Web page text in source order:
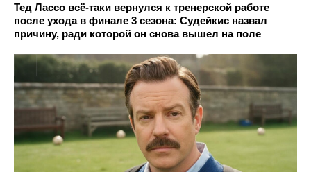
Тед Лассо всё-таки вернулся к тренерской работе
после ухода в финале 3 сезона: Судейкис назвал
причину, ради которой он снова вышел на поле